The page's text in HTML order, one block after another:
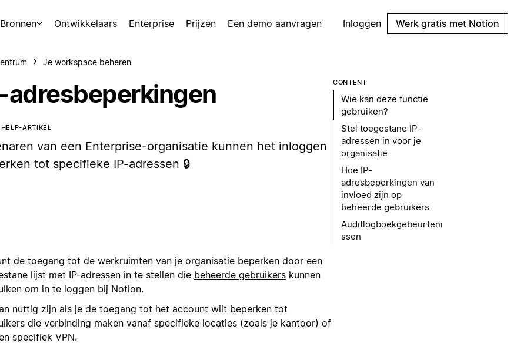
Bronnen Ontwikkelaars Enterprise Prijzen Een demo aanvragen Inloggen Werk gratis met Notion
Je workspace beheren
adresbeperkingen
ARTIKEL
van een Enterprise-organisatie kunnen het inloggen
tot specifieke IP-adressen 🔒
de toegang tot de werkruimten van je organisatie beperken door een
lijst met IP-adressen in te stellen die beheerde gebruikers kunnen
om in te loggen bij Notion.
nuttig zijn als je de toegang tot het account wilt beperken tot
die verbinding maken vanaf specifieke locaties (zoals je kantoor) of
specifiek VPN.
CONTENT
Wie kan deze functie
gebruiken?
Stel toegestane IP-
adressen in voor je
organisatie
Hoe IP-
adresbeperkingen van
invloed zijn op
beheerde gebruikers
Auditlogboekgebeurteni
ssen